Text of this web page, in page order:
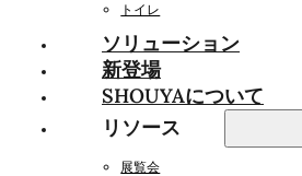
トイレ
ソリューション
新登場
SHOUYAについて
リソース
展覧会